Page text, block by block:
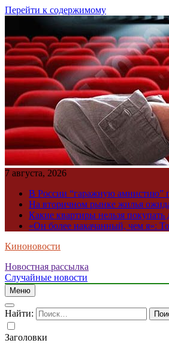
Перейти к содержимому
7 августа, 2026
В России “гаражную амнистию”
На вторичном рынке жилья
Какие квартиры нельзя покупать
«Он более накачанный, чем я»:
Киноновости
Новостная рассылка
Случайные новости
Меню
Найти:
Заголовки